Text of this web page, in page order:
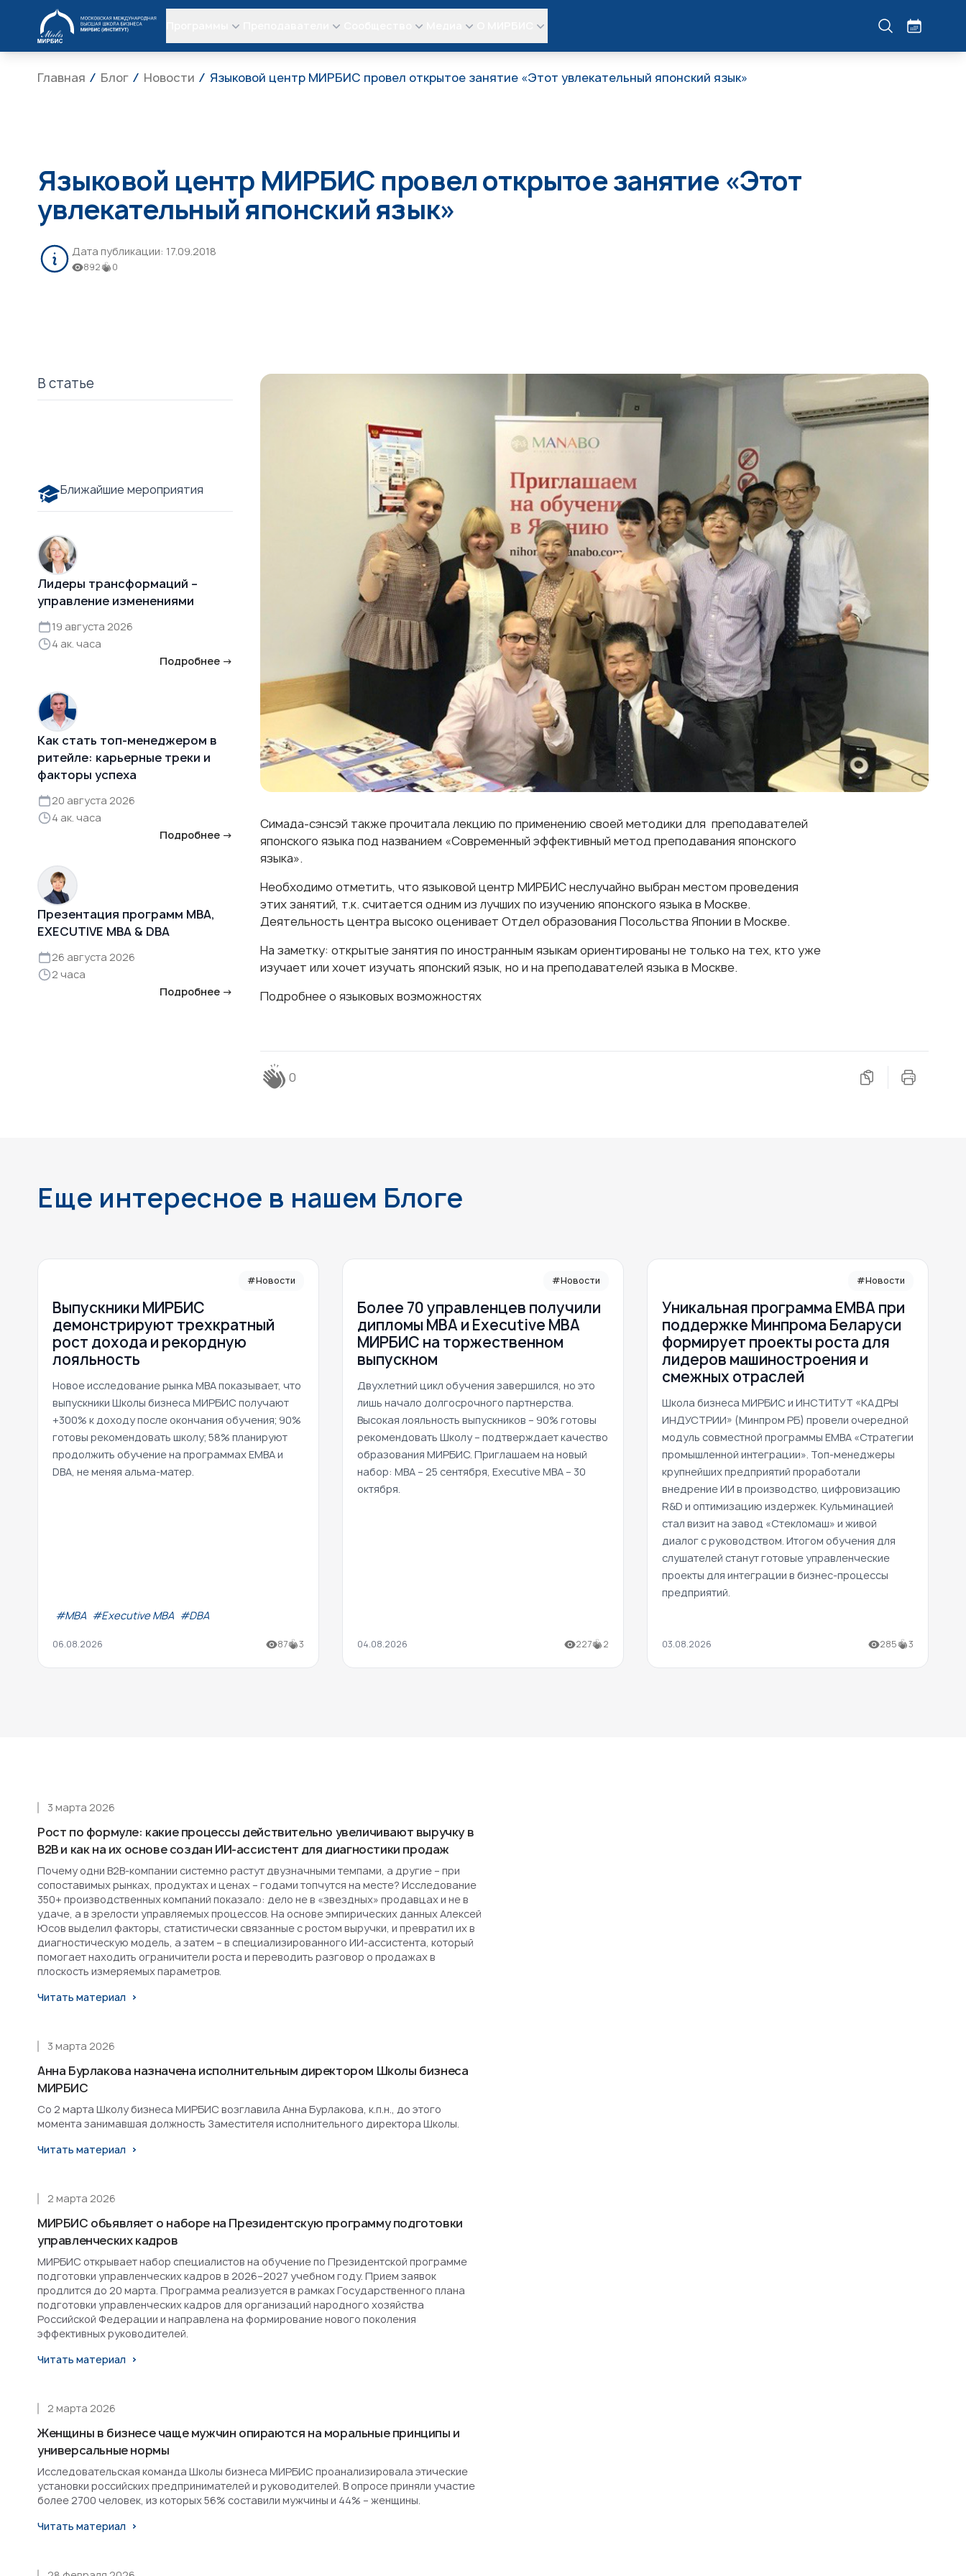
МИРБИС
Главная Блог Новости Языковой центр МИРБИС провел открытое занятие «Этот увлекательный японский язык»
Языковой центр МИРБИС провел открытое занятие «Этот
увлекательный японский язык»
Дата публикации: 17.09.2018
892 0
В статье
Симада-сэнсэй также прочитала лекцию по применению своей методики для преподавателей
японского языка под названием «Современный эффективный метод преподавания японского
языка».
Необходимо отметить, что языковой центр МИРБИС неслучайно выбран местом проведения
этих занятий, т.к. считается одним из лучших по изучению японского языка в Москве.
Деятельность центра высоко оценивает Отдел образования Посольства Японии в Москве.
На заметку: открытые занятия по иностранным языкам ориентированы не только на тех, кто уже
изучает или хочет изучать японский язык, но и на преподавателей языка в Москве.
Подробнее о языковых возможностях
Ближайшие мероприятия
Лидеры трансформаций –
управление изменениями
19 августа 2026
4 ак. часа
Подробнее →
Как стать топ-менеджером в
ритейле: карьерные треки и
факторы успеха
20 августа 2026
4 ак. часа
Подробнее →
Презентация программ MBA,
EXECUTIVE MBA & DBA
26 августа 2026
2 часа
Подробнее →
0
Еще интересное в нашем Блоге
#Новости
Выпускники МИРБИС
демонстрируют трехкратный
рост дохода и рекордную
лояльность
Новое исследование рынка MBA показывает, что
выпускники Школы бизнеса МИРБИС получают
+300% к доходу после окончания обучения; 90%
готовы рекомендовать школу; 58% планируют
продолжить обучение на программах EMBA и
DBA, не меняя альма-матер.
#МВА #Executive MBA #DBA
06.08.2026 87 3
#Новости
Более 70 управленцев получили
дипломы MBA и Executive MBA
МИРБИС на торжественном
выпускном
Двухлетний цикл обучения завершился, но это
лишь начало долгосрочного партнерства.
Высокая лояльность выпускников – 90% готовы
рекомендовать Школу – подтверждает качество
образования МИРБИС. Приглашаем на новый
набор: MBA – 25 сентября, Executive MBA – 30
октября.
04.08.2026 227 2
#Новости
Уникальная программа ЕМВА при
поддержке Минпрома Беларуси
формирует проекты роста для
лидеров машиностроения и
смежных отраслей
Школа бизнеса МИРБИС и ИНСТИТУТ «КАДРЫ
ИНДУСТРИИ» (Минпром РБ) провели очередной
модуль совместной программы EMBA «Стратегии
промышленной интеграции». Топ-менеджеры
крупнейших предприятий проработали
внедрение ИИ в производство, цифровизацию
R&D и оптимизацию издержек. Кульминацией
стал визит на завод «Стекломаш» и живой
диалог с руководством. Итогом обучения для
слушателей станут готовые управленческие
проекты для интеграции в бизнес-процессы
предприятий.
03.08.2026 285 3
Рост по формуле: какие процессы действительно увеличивают выручку в
B2B и как на их основе создан ИИ-ассистент для диагностики продаж
3 марта 2026
Почему одни B2B-компании системно растут двузначными темпами, а другие – при
сопоставимых рынках, продуктах и ценах – годами топчутся на месте? Исследование
350+ производственных компаний показало: дело не в «звездных» продавцах и не в
удаче, а в зрелости управляемых процессов. На основе эмпирических данных Алексей
Юсов выделил факторы, статистически связанные с ростом выручки, и превратил их в
диагностическую модель, а затем – в специализированного ИИ-ассистента, который
помогает находить ограничители роста и переводить разговор о продажах в
плоскость измеряемых параметров.
Читать материал
Анна Бурлакова назначена исполнительным директором Школы бизнеса
МИРБИС
3 марта 2026
Со 2 марта Школу бизнеса МИРБИС возглавила Анна Бурлакова, к.п.н., до этого
момента занимавшая должность Заместителя исполнительного директора Школы.
Читать материал
МИРБИС объявляет о наборе на Президентскую программу подготовки
управленческих кадров
2 марта 2026
МИРБИС открывает набор специалистов на обучение по Президентской программе
подготовки управленческих кадров в 2026–2027 учебном году. Прием заявок
продлится до 20 марта. Программа реализуется в рамках Государственного плана
подготовки управленческих кадров для организаций народного хозяйства
Российской Федерации и направлена на формирование нового поколения
эффективных руководителей.
Читать материал
Женщины в бизнесе чаще мужчин опираются на моральные принципы и
универсальные нормы
2 марта 2026
Исследовательская команда Школы бизнеса МИРБИС проанализировала этические
установки российских предпринимателей и руководителей. В опросе приняли участие
более 2700 человек, из которых 56% составили мужчины и 44% – женщины.
Читать материал